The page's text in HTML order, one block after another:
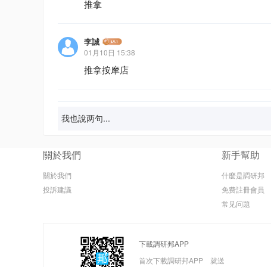
推拿
李誠
01月10日 15:38
推拿按摩店
我也說两句...
關於我們
關於我們
投訴建議
新手幫助
什麼是調研邦
免费註冊會員
常见问題
下載調研邦APP
首次下載調研邦APP 就送